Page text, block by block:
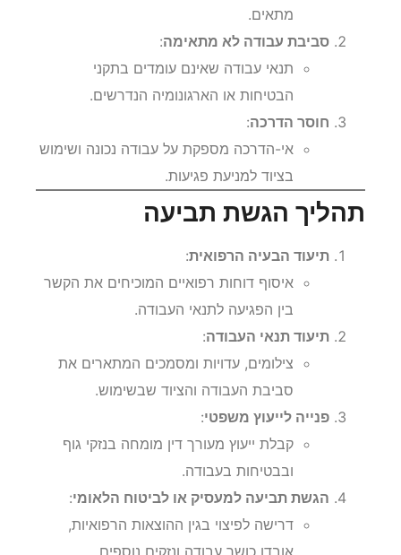
מתאים.
סביבת עבודה לא מתאימה:
תנאי עבודה שאינם עומדים בתקני
הבטיחות או הארגונומיה הנדרשים.
חוסר הדרכה:
אי-הדרכה מספקת על עבודה נכונה ושימוש
בציוד למניעת פגיעות.
תהליך הגשת תביעה
תיעוד הבעיה הרפואית:
איסוף דוחות רפואיים המוכיחים את הקשר
בין הפגיעה לתנאי העבודה.
תיעוד תנאי העבודה:
צילומים, עדויות ומסמכים המתארים את
סביבת העבודה והציוד שבשימוש.
פנייה לייעוץ משפטי:
קבלת ייעוץ מעורך דין מומחה בנזקי גוף
ובבטיחות בעבודה.
הגשת תביעה למעסיק או לביטוח הלאומי:
דרישה לפיצוי בגין ההוצאות הרפואיות,